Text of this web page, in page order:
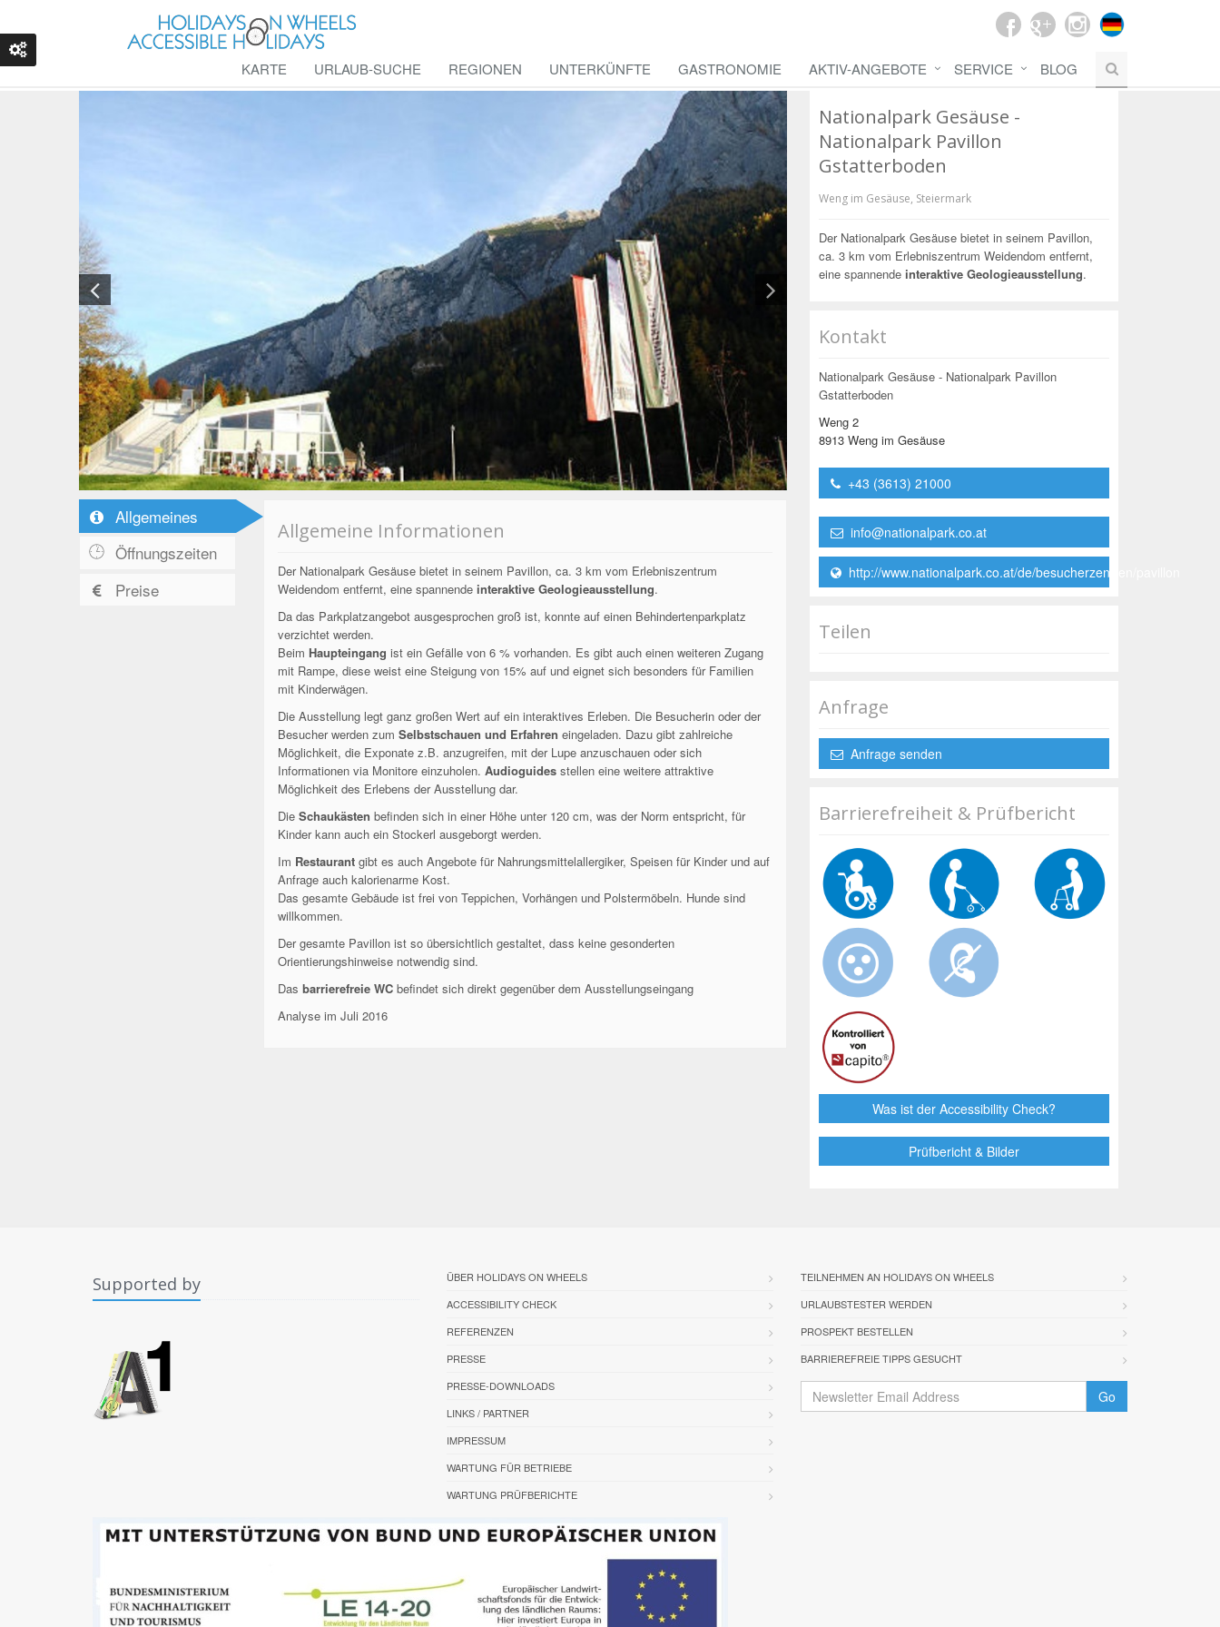
Allgemeines
Öffnungszeiten
Preise
Allgemeine Informationen
Der Nationalpark Gesäuse bietet in seinem Pavillon, ca. 3 km vom Erlebniszentrum
Weidendom entfernt, eine spannendeinteraktive Geologieausstellung.
Da das Parkplatzangebot ausgesprochen groß ist, konnte auf einen Behindertenparkplatz
verzichtet werden.
Beim Haupteingang ist ein Gefälle von 6 % vorhanden. Es gibt auch einen weiteren Zugang
mit Rampe, diese weist eine Steigung von 15% auf und eignet sich besonders für Familien
mit Kinderwägen.
Die Ausstellung legt ganz großen Wert auf ein interaktives Erleben. Die Besucherin oder der
Besucher werden zum Selbstschauen und Erfahren eingeladen. Dazu gibt zahlreiche
Möglichkeit, die Exponate z.B. anzugreifen, mit der Lupe anzuschauen oder sich
Informationen via Monitore einzuholen. Audioguidesstellen eine weitere attraktive
Möglichkeit des Erlebens der Ausstellung dar.
Die Schaukästen befinden sich in einer Höhe unter 120 cm, was der Norm entspricht, für
Kinder kann auch ein Stockerl ausgeborgt werden.
Im Restaurantgibt es auch Angebote für Nahrungsmittelallergiker, Speisen für Kinder und auf
Anfrage auch kalorienarme Kost.
Das gesamte Gebäude ist frei von Teppichen, Vorhängen und Polstermöbeln. Hunde sind
willkommen.
Der gesamte Pavillon ist so übersichtlich gestaltet, dass keine gesonderten
Orientierungshinweise notwendig sind.
Das barrierefreie WCbefindet sich direkt gegenüber dem Ausstellungseingang
Analyse im Juli 2016
Nationalpark Gesäuse -
Nationalpark Pavillon
Gstatterboden
Weng im Gesäuse, Steiermark
Der Nationalpark Gesäuse bietet in seinem Pavillon,
ca. 3 km vom Erlebniszentrum Weidendom entfernt,
eine spannende interaktive Geologieausstellung.
Kontakt
Nationalpark Gesäuse - Nationalpark Pavillon
Gstatterboden
Weng 2
8913 Weng im Gesäuse
+43 (3613) 21000
info@nationalpark.co.at
http://www.nationalpark.co.at/de/besucherzentren/pavillon
Teilen
Anfrage
Anfrage senden
Barrierefreiheit & Prüfbericht
Was ist der Accessibility Check?
Prüfbericht & Bilder
KARTE URLAUB-SUCHE REGIONEN UNTERKÜNFTE GASTRONOMIE AKTIV-ANGEBOTE SERVICE BLOG
Supported by
ÜBER HOLIDAYS ON WHEELS
ACCESSIBILITY CHECK
REFERENZEN
PRESSE
PRESSE-DOWNLOADS
LINKS / PARTNER
IMPRESSUM
WARTUNG FÜR BETRIEBE
WARTUNG PRÜFBERICHTE
TEILNEHMEN AN HOLIDAYS ON WHEELS
URLAUBSTESTER WERDEN
PROSPEKT BESTELLEN
BARRIEREFREIE TIPPS GESUCHT
Go